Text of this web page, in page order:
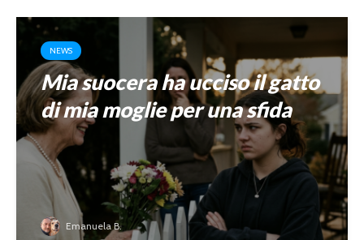
NEWS
Mia suocera ha ucciso il gatto
di mia moglie per una sfida
Emanuela B.